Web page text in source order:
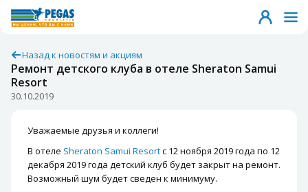
Назад к новостям и акциям
Ремонт детского клуба в отеле Sheraton Samui
Resort
30.10.2019
Уважаемые друзья и коллеги!
В отеле Sheraton Samui Resortс 12 ноября 2019 года по 12
декабря 2019 года детский клуб будет закрыт на ремонт.
Возможный шум будет сведен к минимуму.